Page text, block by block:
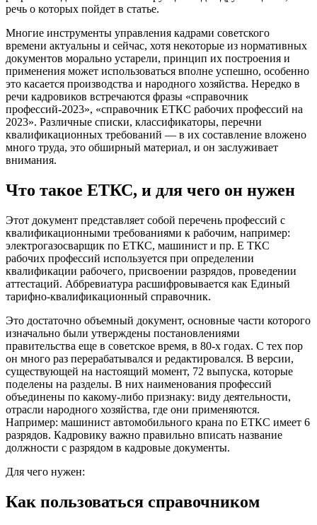
речь о которых пойдет в статье.
Многие инструменты управления кадрами советского
времени актуальны и сейчас, хотя некоторые из нормативных
документов морально устарели, принцип их построения и
применения может использоваться вполне успешно, особенно
это касается производства и народного хозяйства. Нередко в
речи кадровиков встречаются фразы «справочник
профессий-2023», «справочник ЕТКС рабочих профессий на
2023». Различные списки, классификаторы, перечни
квалификационных требований — в их составление вложено
много труда, это обширный материал, и он заслуживает
внимания.
Что такое ЕТКС, и для чего он нужен
Этот документ представляет собой перечень профессий с
квалификационными требованиями к рабочим, например:
электрогазосварщик по ЕТКС, машинист и пр. Е ТКС
рабочих профессий используется при определении
квалификации рабочего, присвоении разрядов, проведении
аттестаций. Аббревиатура расшифровывается как Единый
тарифно-квалификационный справочник.
Это достаточно объемный документ, основные части которого
изначально были утверждены постановлениями
правительства еще в советское время, в 80-х годах. С тех пор
он много раз перерабатывался и редактировался. В версии,
существующей на настоящий момент, 72 выпуска, которые
поделены на разделы. В них наименования профессий
объединены по какому-либо признаку: виду деятельности,
отрасли народного хозяйства, где они применяются.
Например: машинист автомобильного крана по ЕТКС имеет 6
разрядов. Кадровику важно правильно вписать название
должности с разрядом в кадровые документы.
Для чего нужен:
Как пользоваться справочником